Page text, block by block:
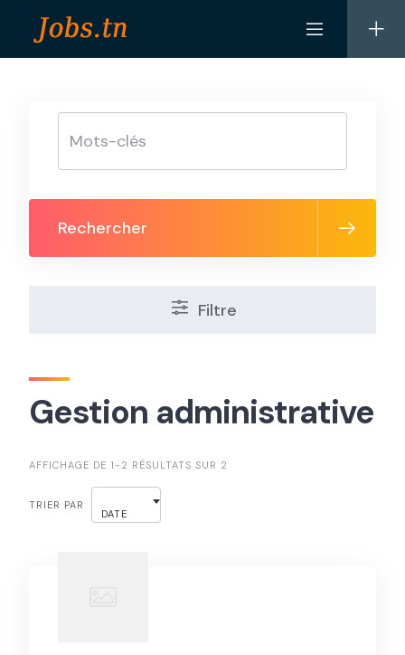
Rechercher
Filtre
Gestion administrative
AFFICHAGE DE 1-2 RÉSULTATS SUR 2
TRIER PAR
DATE